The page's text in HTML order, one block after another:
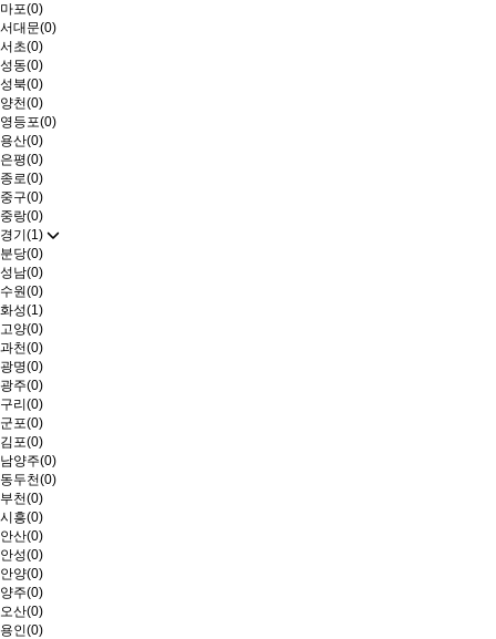
마포(0)
서대문(0)
서초(0)
성동(0)
성북(0)
양천(0)
영등포(0)
용산(0)
은평(0)
종로(0)
중구(0)
중랑(0)
경기(1)
분당(0)
성남(0)
수원(0)
화성(1)
고양(0)
과천(0)
광명(0)
광주(0)
구리(0)
군포(0)
김포(0)
남양주(0)
동두천(0)
부천(0)
시흥(0)
안산(0)
안성(0)
안양(0)
양주(0)
오산(0)
용인(0)